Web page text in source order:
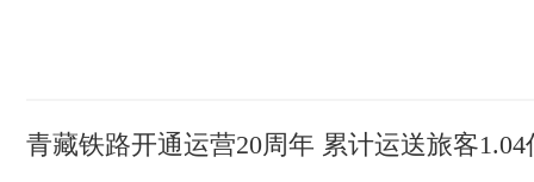
青藏铁路开通运营20周年 累计运送旅客1.04